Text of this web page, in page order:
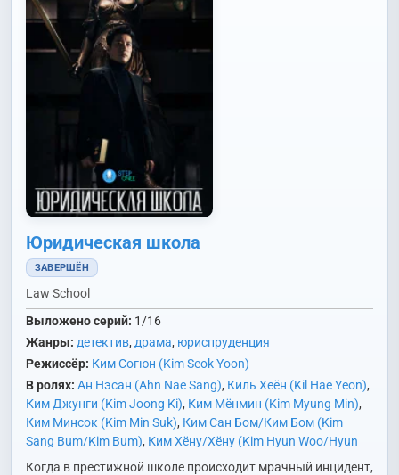
Юридическая школа
ЗАВЕРШЁН
Law School
Выложено серий: 1/16
Жанры: детектив, драма, юриспруденция
Режиссёр: Ким Согюн (Kim Seok Yoon)
В ролях: Ан Нэсан (Ahn Nae Sang), Киль Хеён (Kil Hae Yeon),
Ким Джунги (Kim Joong Ki), Ким Мёнмин (Kim Myung Min),
Ким Минсок (Kim Min Suk), Ким Сан Бом/Ким Бом (Kim
Sang Bum/Kim Bum), Ким Хёну/Хёну (Kim Hyun Woo/Hyun
Woo)
Ким Хичхан (Kim Hee Chan)
Ко Юнджон (Go Youn
Когда в престижной школе происходит мрачный инцидент,